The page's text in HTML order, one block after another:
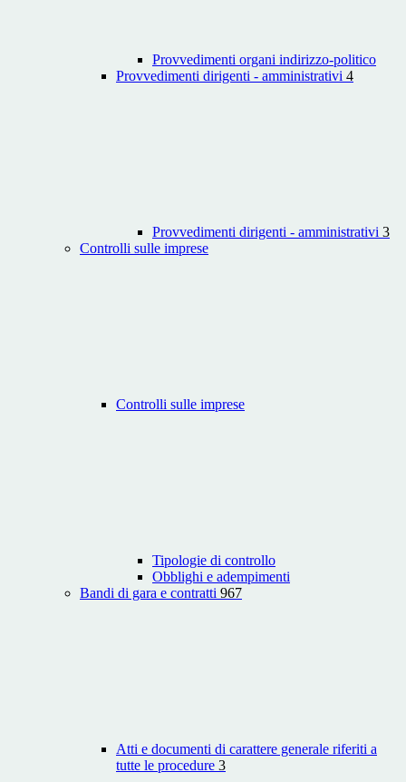
Provvedimenti organi indirizzo-politico
Provvedimenti dirigenti - amministrativi 4
Provvedimenti dirigenti - amministrativi 3
Controlli sulle imprese
Controlli sulle imprese
Tipologie di controllo
Obblighi e adempimenti
Bandi di gara e contratti 967
Atti e documenti di carattere generale riferiti a
tutte le procedure 3